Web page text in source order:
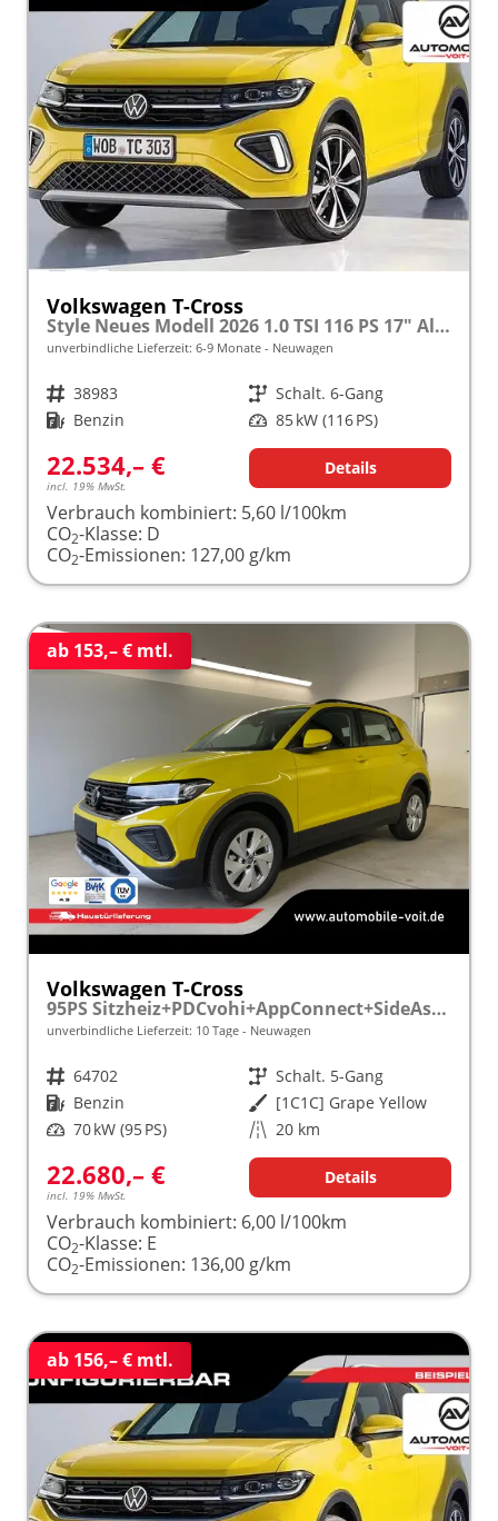
Volkswagen T-Cross
Style Neues Modell 2026 1.0 TSI 116 PS 17" Alu, MATRIX-LED-Scheinwerfer (IQ Light), Adaptiver Tempomat ACC, Parksensoren vo/hi, Radio "Ready2Discover", Wireless App-Connect, Klima, M-Lederlenkrad, Digitales Cockpit, Müdigkeitserkennung
unverbindliche Lieferzeit: 6-9 Monate Neuwagen
Fahrzeugnr. 38983 Getriebe Schalt. 6-Gang
Kraftstoff Benzin Leistung 85 kW (116 PS)
22.534,– €
incl. 19% MwSt.
Details
Verbrauch kombiniert: 5,60 l/100km
CO2-Klasse: D
CO2-Emissionen: 127,00 g/km
ab 153,– € mtl.
Volkswagen T-Cross
95PS Sitzheiz+PDCvohi+AppConnect+SideAssist+TravelAssist+ACC+Klima
unverbindliche Lieferzeit: 10 Tage Neuwagen
Fahrzeugnr. 64702 Getriebe Schalt. 5-Gang
Kraftstoff Benzin Außenfarbe [1C1C] Grape Yellow
Leistung 70 kW (95 PS) Kilometerstand 20 km
22.680,– €
incl. 19% MwSt.
Details
Verbrauch kombiniert: 6,00 l/100km
CO2-Klasse: E
CO2-Emissionen: 136,00 g/km
ab 156,– € mtl.